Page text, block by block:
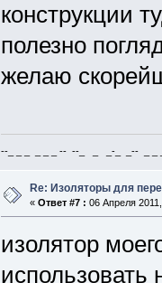
конструкции
полезно
желаю
--_ _ _ _ _ _ -- --_ _ _-_ _-- _ _
Re: Изоляторы для
« Ответ #7 : 06 Апреля
изолятор
использовать